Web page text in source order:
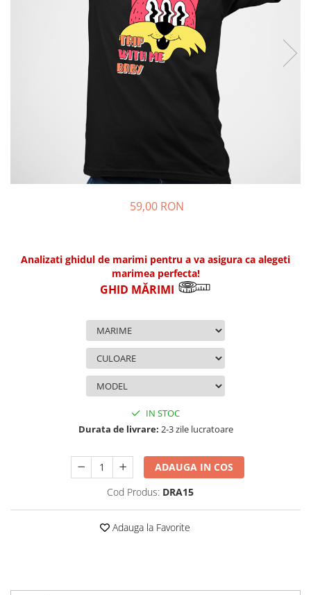
59,00 RON
Analizati ghidul de marimi pentru a va asigura ca alegeti
marimea perfecta!
GHID MĂRIMI
IN STOC
Durata de livrare: 2-3 zile lucratoare
ADAUGA IN COS
Cod Produs: DRA15
Adauga la Favorite